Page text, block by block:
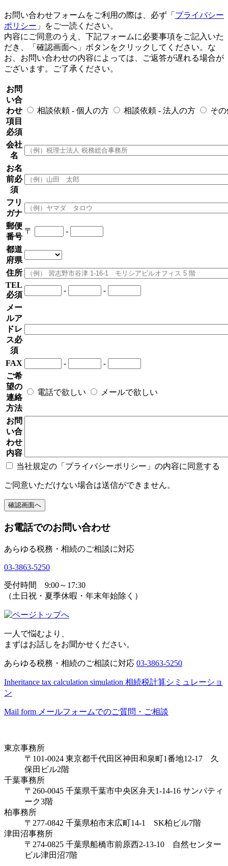
お問い合わせフォームをご利用の際は、必ず「 プライバシー
ポリシー 」をご一読ください。
内容にご同意のうえ、下記フォームに必要事項をご記入いた
だき、「確認画面へ」ボタンをクリックしてください。な
お、お問い合わせの内容によっては、ご返答が遅れる場合が
ございます。ご了承ください。
お問
い合
わせ
項目
必須
相談依頼 - 個人の方 相談依頼 - 法人の方 そ
会社
名
お名
前必
須
フリ
ガナ
郵便
番号
〒 -
都道
府県
住所
TEL
必須
-
-
メー
ルア
ドレ
ス必
須
FAX
-
-
ご希
望の
連絡
方法
電話で欲しい メールで欲しい
お問
い合
わせ
内容
当社規定の「プライバシーポリシー」の内容に同意する
ご同意いただけない場合は送信ができません。
お電話でのお問い合わせ
あらゆる税務・相続のご相談に対応
03-3863-5250
受付時間 9:00～17:30
（土日祝・夏季休暇・年末年始除く）
一人で悩むより、
まずはお話しをお聞かせください。
あらゆる税務・相続のご相談に対応 03-3863-5250
Inheritance tax calculation simulation 相続税計算シミュレーショ
ン
Mail form メールフォームでのご質問・ご相談
東京事務所
〒101-0024 東京都千代田区神田和泉町1番地12-17 久
保田ビル2階
千葉事務所
〒260-0045 千葉県千葉市中央区弁天1-14-16 サンパティ
ーク3階
柏事務所
〒277-0842 千葉県柏市末広町14-1 SK柏ビル7階
津田沼事務所
〒274-0825 千葉県船橋市前原西2-13-10 自然センター
ビル津田沼7階